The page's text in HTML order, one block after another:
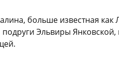
больше известная как
Эльвиры